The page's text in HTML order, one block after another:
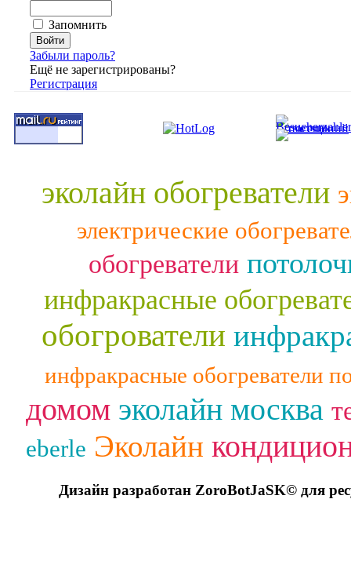
Запомнить
Забыли пароль?
Ещё не зарегистрированы?
Регистрация
эколайн обогреватели
электрические
обогреватели
инфракрасные
обогрователи
инфракрасные обогреватели
домом эколайн москва
eberle Эколайн
Дизайн разработан ZoroBotJaSK© для